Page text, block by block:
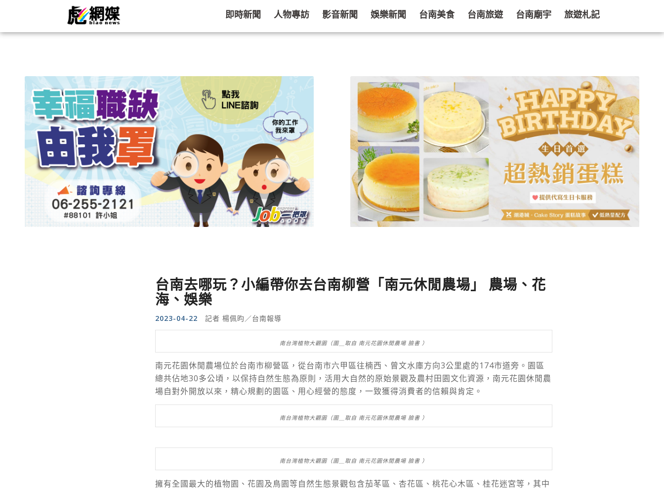
即時新聞 人物專訪 影音新聞 娛樂新聞 台南美食 台南旅遊 台南廟宇 旅遊札記
台南去哪玩？小編帶你去台南柳營「南元休閒農場」 農場、花
海、娛樂
2023-04-22 記者 楊佩昀／台南報導
南台灣植物大觀園（圖＿取自 南元花園休閒農場 臉書 ）
南元花園休閒農場位於台南市柳營區，從台南市六甲區往楠西、曾文水庫方向3公里處的174市道旁。園區
總共佔地30多公頃，以保持自然生態為原則，活用大自然的原始景觀及農村田園文化資源，南元花園休閒農
場自對外開放以來，精心規劃的園區、用心經營的態度，一致獲得消費者的信賴與肯定。
南台灣植物大觀園（圖＿取自 南元花園休閒農場 臉書 ）
南台灣植物大觀園（圖＿取自 南元花園休閒農場 臉書 ）
擁有全國最大的植物園、花園及鳥園等自然生態景觀包含茄苳區、杏花區、桃花心木區、桂花迷宮等，其中